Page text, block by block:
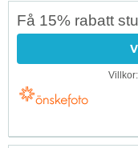
Få 15% rabatt